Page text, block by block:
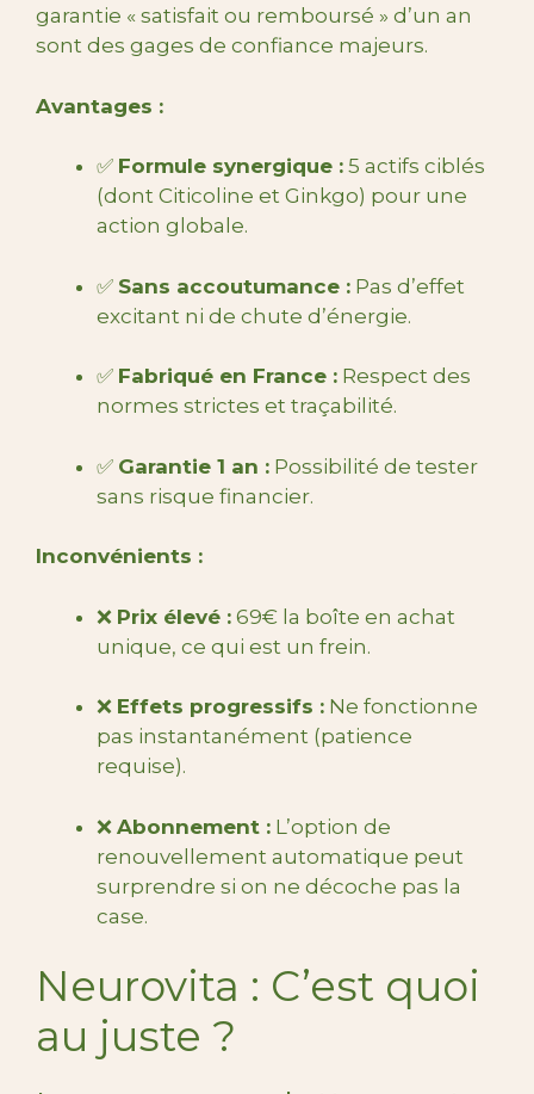
garantie « satisfait ou remboursé » d’un an
sont des gages de confiance majeurs.
Avantages :
✅ Formule synergique : 5 actifs ciblés
(dont Citicoline et Ginkgo) pour une
action globale.
✅ Sans accoutumance : Pas d’effet
excitant ni de chute d’énergie.
✅ Fabriqué en France : Respect des
normes strictes et traçabilité.
✅ Garantie 1 an : Possibilité de tester
sans risque financier.
Inconvénients :
❌ Prix élevé : 69€ la boîte en achat
unique, ce qui est un frein.
❌ Effets progressifs : Ne fonctionne
pas instantanément (patience
requise).
❌ Abonnement : L’option de
renouvellement automatique peut
surprendre si on ne décoche pas la
case.
Neurovita : C’est quoi
au juste ?